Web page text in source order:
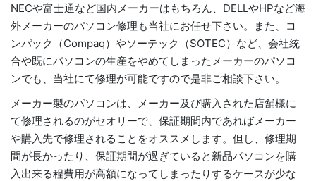
NECや富士通など国内メーカーはもちろん、DELLやHPなど海
外メーカーのパソコン修理も当社にお任せ下さい。また、コ
ンパック（Compaq）やソーテック（SOTEC）など、会社統
合や既にパソコンの生産をやめてしまったメーカーのパソコ
ンでも、当社にて修理が可能ですので是非ご相談下さい。
メーカー製のパソコンは、メーカー及び購入された店舗様に
て修理されるのがセオリーで、保証期間内であればメーカー
や購入先で修理されることをオススメします。但し、修理期
間が長かったり、保証期間が過ぎていると新品パソコンを購
入出来る程費用が高額になってしまったりするケースが少な